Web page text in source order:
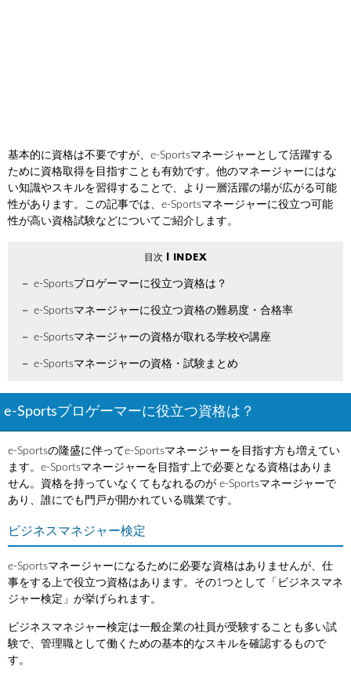
基本的に資格は不要ですが、e-Sportsマネージャーとして活躍する
ために資格取得を目指すことも有効です。他のマネージャーにはな
い知識やスキルを習得することで、より一層活躍の場が広がる可能
性があります。この記事では、e-Sportsマネージャーに役立つ可能
性が高い資格試験などについてご紹介します。
e-Sportsプロゲーマーに役立つ資格は？
e-Sportsマネージャーに役立つ資格の難易度・合格率
e-Sportsマネージャーの資格が取れる学校や講座
e-Sportsマネージャーの資格・試験まとめ
e-Sportsプロゲーマーに役立つ資格は？
e-Sportsの隆盛に伴ってe-Sportsマネージャーを目指す方も増えてい
ます。e-Sportsマネージャーを目指す上で必要となる資格はありま
せん。資格を持っていなくてもなれるのが e-Sportsマネージャーで
あり、誰にでも門戸が開かれている職業です。
ビジネスマネジャー検定
e-Sportsマネージャーになるために必要な資格はありませんが、仕
事をする上で役立つ資格はあります。その1つとして「ビジネスマネ
ジャー検定」が挙げられます。
ビジネスマネジャー検定は一般企業の社員が受験することも多い試
験で、管理職として働くための基本的なスキルを確認するもので
す。